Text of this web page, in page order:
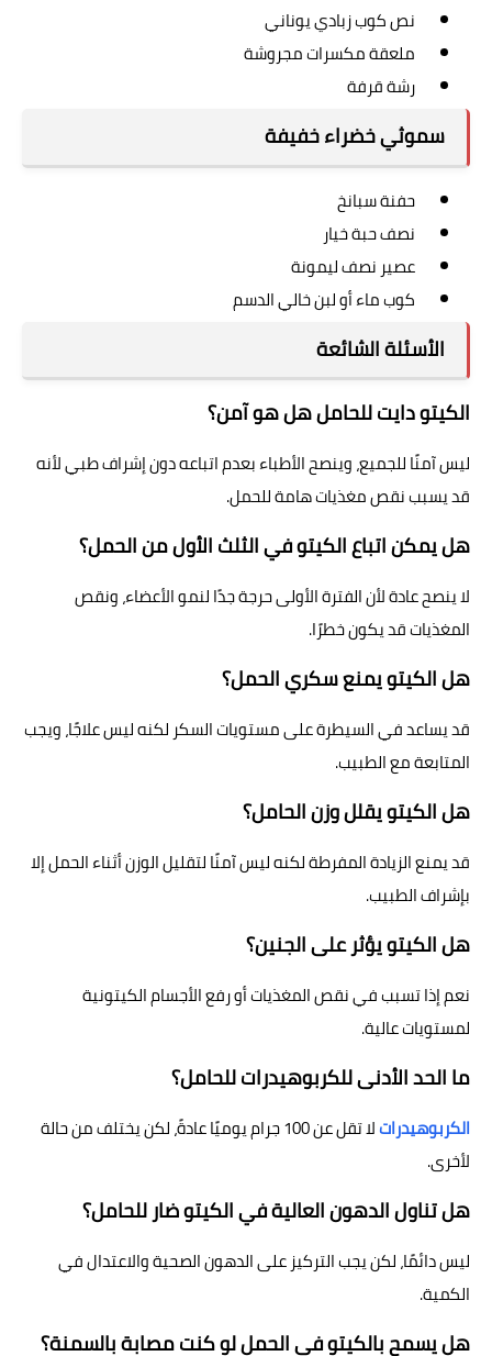
نص كوب زبادي يوناني
ملعقة مكسرات مجروشة
رشة قرفة
سموثي خضراء خفيفة
حفنة سبانخ
نصف حبة خيار
عصير نصف ليمونة
كوب ماء أو لبن خالي الدسم
الأسئلة الشائعة
الكيتو دايت للحامل هل هو آمن؟
ليس آمنًا للجميع، وينصح الأطباء بعدم اتباعه دون إشراف طبي لأنه
قد يسبب نقص مغذيات هامة للحمل.
هل يمكن اتباع الكيتو في الثلث الأول من الحمل؟
لا ينصح عادة لأن الفترة الأولى حرجة جدًا لنمو الأعضاء، ونقص
المغذيات قد يكون خطرًا.
هل الكيتو يمنع سكري الحمل؟
قد يساعد في السيطرة على مستويات السكر لكنه ليس علاجًا، ويجب
المتابعة مع الطبيب.
هل الكيتو يقلل وزن الحامل؟
قد يمنع الزيادة المفرطة لكنه ليس آمنًا لتقليل الوزن أثناء الحمل إلا
بإشراف الطبيب.
هل الكيتو يؤثر على الجنين؟
نعم إذا تسبب في نقص المغذيات أو رفع الأجسام الكيتونية
لمستويات عالية.
ما الحد الأدنى للكربوهيدرات للحامل؟
الكربوهيدرات
لا تقل عن 100 جرام يوميًا عادةً، لكن يختلف من حالة
لأخرى.
هل تناول الدهون العالية في الكيتو ضار للحامل؟
ليس دائمًا، لكن يجب التركيز على الدهون الصحية والاعتدال في
الكمية.
هل يسمح بالكيتو في الحمل لو كنت مصابة بالسمنة؟